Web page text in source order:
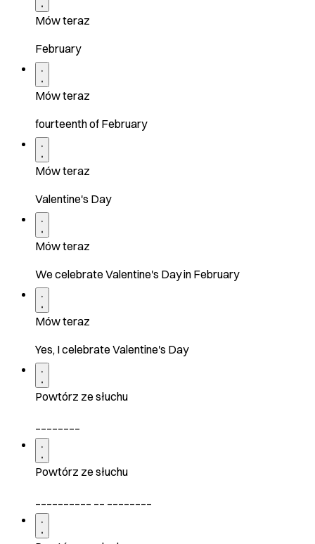
Mów teraz
February
Mów teraz
fourteenth of February
Mów teraz
Valentine's Day
Mów teraz
We celebrate Valentine's Day in February
Mów teraz
Yes, I celebrate Valentine's Day
Powtórz ze słuchu
Powtórz ze słuchu